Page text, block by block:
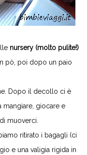
nursery (molto pulite!)
pò, poi dopo un paio
Dopo il decollo ci è
mangiare, giocare e
muoverci.
ritirato i bagagli (ci
e una valigia rigida in